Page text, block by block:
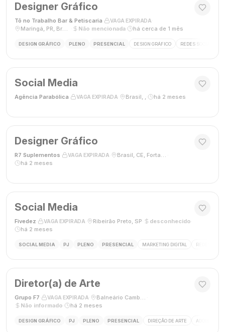
Designer Gráfico
Tô no Trabalho Bar & Petiscaria VAGA EXPIRADA
Maringá, PR, Brasil
Não mencionada há cerca de 1 mês
DESIGN GRÁFICO PLENO PRESENCIAL DESIGN GRÁFICO REDES SOCIAIS
Social Media
Agência Parabólica VAGA EXPIRADA Brasil, , há 2 meses
Designer Gráfico
R7 Suplementos VAGA EXPIRADA Brasil, CE, Fortaleza
há 2 meses
Social Media
Fivedez VAGA EXPIRADA Ribeirão Preto, SP desconhecido
há 2 meses
SOCIAL MEDIA PJ PLENO PRESENCIAL MARKETING DIGITAL REDES
Diretor(a) de Arte
Grupo F7 VAGA EXPIRADA Balneário Camboriú, SC, Brasil
Não informado
há 2 meses
DESIGN GRÁFICO PJ PLENO PRESENCIAL DIREÇÃO DE ARTE ADOBE